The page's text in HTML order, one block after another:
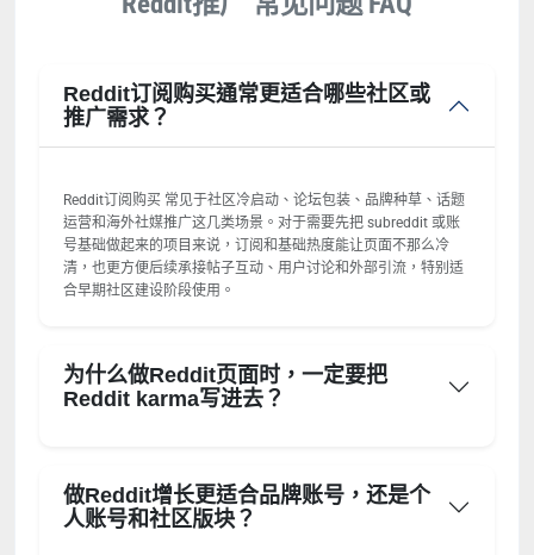
Reddit订阅购买通常更适合哪些社区或
推广需求？
Reddit订阅购买 常见于社区冷启动、论坛包装、品牌种草、话题
运营和海外社媒推广这几类场景。对于需要先把 subreddit 或账
号基础做起来的项目来说，订阅和基础热度能让页面不那么冷
清，也更方便后续承接帖子互动、用户讨论和外部引流，特别适
合早期社区建设阶段使用。
为什么做Reddit页面时，一定要把
Reddit karma写进去？
做Reddit增长更适合品牌账号，还是个
人账号和社区版块？